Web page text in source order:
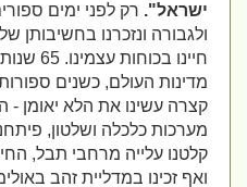
ישראל".רק לפני ימים ספורים
ולגבורה ונזכרנו בחשיבותן
חיינו
מדינות העולם, כשנים
קצרה עשינו את הלא יאומן -
מערכות כלכלה ושלטון,
קלטנו עלייה מרחבי תבל,
ואף זכינו במדליית זהב